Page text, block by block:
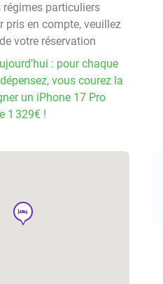
régimes particuliers
pris en compte, veuillez
votre réservation
: pour chaque
vous courez la
un iPhone 17 Pro
1 329€ !
hotel